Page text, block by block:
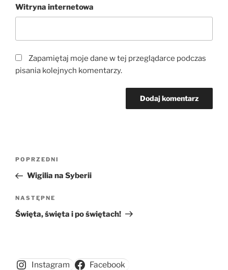
Witryna internetowa
Zapamiętaj moje dane w tej przeglądarce podczas
pisania kolejnych komentarzy.
Nawigacja
Poprzedni
wpis
POPRZEDNI
Wigilia na Syberii
Następny
wpis
NASTĘPNE
Święta, święta i po świętach!
Instagram Facebook